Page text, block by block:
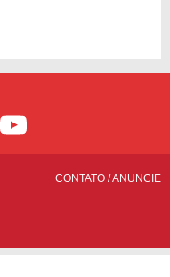
CONTATO /ANUNCIE